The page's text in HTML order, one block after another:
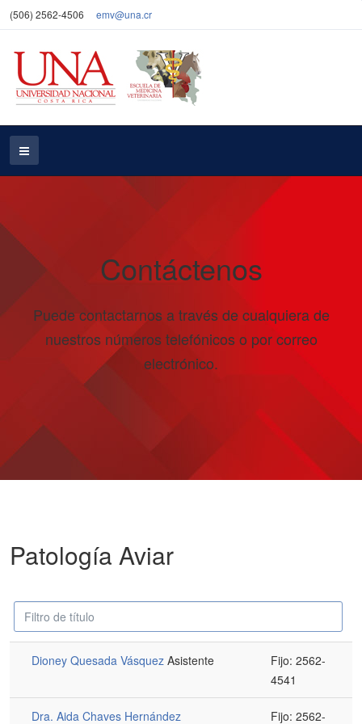
(506) 2562-4506 emv@una.cr
Contáctenos
Puede contactarnos a través de cualquiera de
nuestros números telefónicos o por correo
electrónico.
Patología Aviar
Despublicado Campo
'Filtrar'
Dioney Quesada Vásquez Asistente
Fijo: 2562-
4541
Dra. Aida Chaves Hernández Fijo: 2562-